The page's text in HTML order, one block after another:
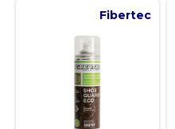
Fibertec